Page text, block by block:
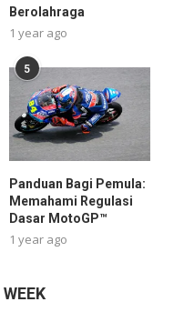
Berolahraga
1 year ago
5
Panduan Bagi Pemula:
Memahami Regulasi
Dasar MotoGP™
1 year ago